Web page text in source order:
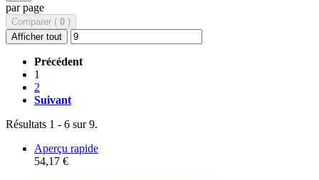
par page
Comparer ( 0 )
Afficher tout
Précédent
1
2
Suivant
Résultats 1 - 6 sur 9.
Aperçu rapide
54,17 €